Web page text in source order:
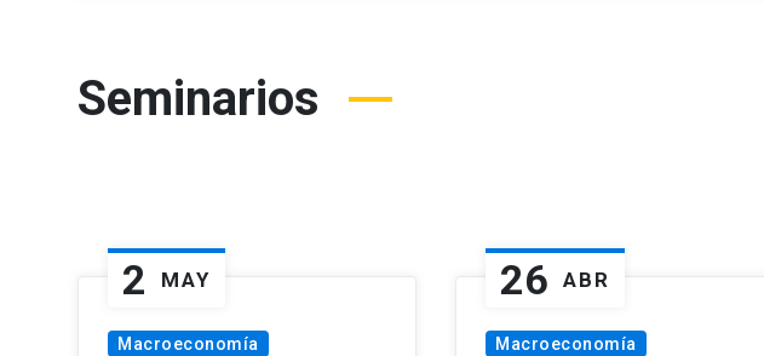
Seminarios
2 MAY
Macroeconomía
26 ABR
Macroeconomía